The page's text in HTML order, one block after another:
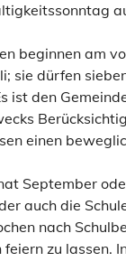
beginnen am
sie dürfen
ist den
einen
September
auch die
nach
zu lassen.